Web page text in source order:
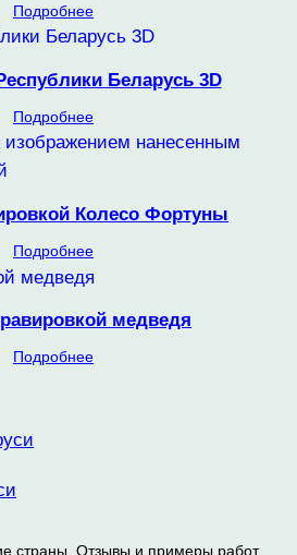
Подробнее
Беларусь 3D
Подробнее
Колесо Фортуны
Подробнее
медведя
Подробнее
страны. Отзывы и примеры работ